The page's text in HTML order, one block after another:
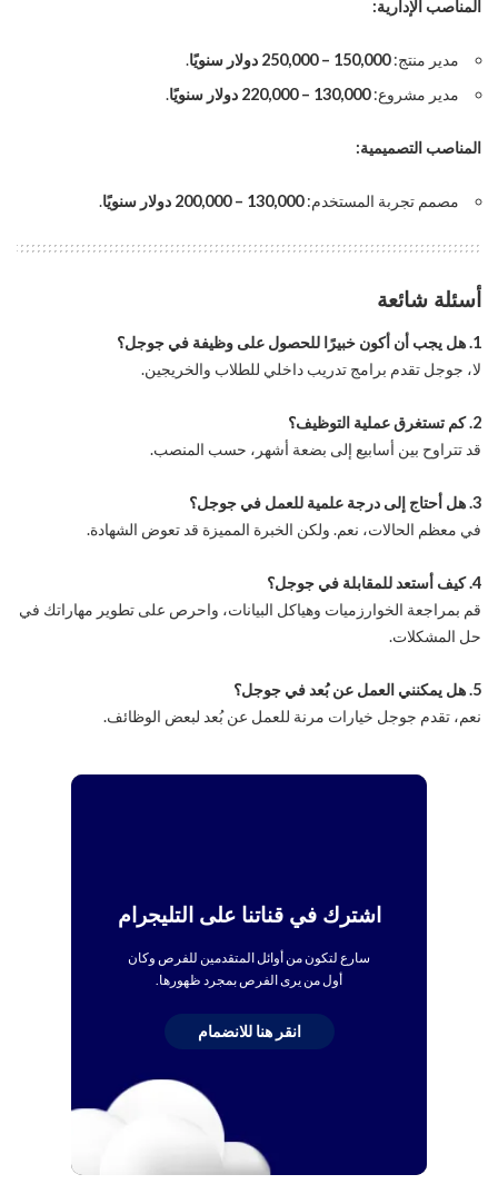
المناصب الإدارية:
مدير منتج:150,000 – 250,000 دولار سنويًا
.
مدير مشروع:130,000 – 220,000 دولار سنويًا .
المناصب التصميمية:
مصمم تجربة المستخدم:130,000 – 200,000 دولار سنويًا .
أسئلة شائعة
1. هل يجب أن أكون خبيرًا للحصول على وظيفة في جوجل؟
لا، جوجل تقدم برامج تدريب داخلي للطلاب والخريجين.
2. كم تستغرق عملية التوظيف؟
قد تتراوح بين أسابيع إلى بضعة أشهر، حسب المنصب.
3. هل أحتاج إلى درجة علمية للعمل في جوجل؟
في معظم الحالات، نعم. ولكن الخبرة المميزة قد تعوض الشهادة.
4. كيف أستعد للمقابلة في جوجل؟
قم بمراجعة الخوارزميات وهياكل البيانات، واحرص على تطوير مهاراتك في
حل المشكلات.
5. هل يمكنني العمل عن بُعد في جوجل؟
نعم، تقدم جوجل خيارات مرنة للعمل عن بُعد لبعض الوظائف.
اشترك في قناتنا على التليجرام
سارع لتكون من أوائل المتقدمين للفرص وكان
أول من يرى الفرص بمجرد ظهورها.
انقر هنا للانضمام